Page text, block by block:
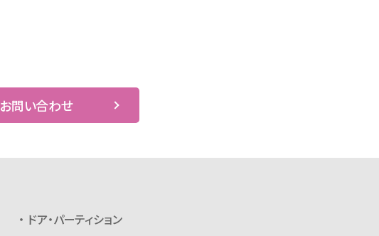
お問い合わせ
ドア・パーティション